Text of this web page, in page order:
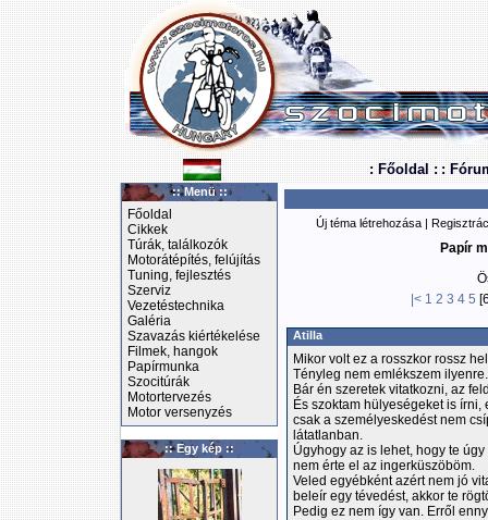
: Főoldal : :
:: Menü ::
Főoldal
Cikkek
Túrák, találkozók
Motorátépítés, felújítás
Tuning, fejlesztés
Szerviz
Vezetéstechnika
Galéria
Szavazás kiértékelése
Filmek, hangok
Papírmunka
Szocitúrák
Motortervezés
Motor versenyzés
:: Egy kép ::
Új téma létrehozása |
Papír
|< 1 2 3 4 5
Atilla
Mikor volt ez a rosszkor rossz
Tényleg nem emlékszem ilyenre.
Bár én szeretek vitatkozni, az
És szoktam hülyeségeket is
csak a személyeskedést nem
látatlanban.
Úgyhogy az is lehet, hogy te
nem érte el az ingerküszöböm.
Veled egyébként azért nem jó
beleír egy tévedést, akkor te
Pedig ez nem így van. Erről